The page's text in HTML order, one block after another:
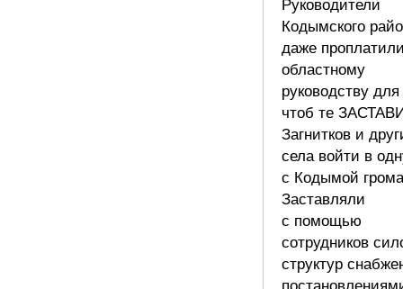
Руководители
Кодымского
даже
областному
руководству для
чтоб те
Загнитков и
села войти в
с Кодымой
Заставляли
с помощью
сотрудников
структур